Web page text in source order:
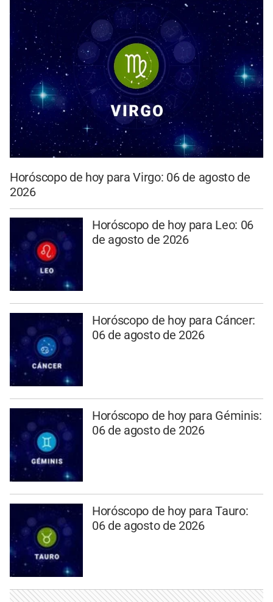
Horóscopo de hoy para Virgo: 06 de agosto de
2026
Horóscopo de hoy para Leo: 06
de agosto de 2026
Horóscopo de hoy para Cáncer:
06 de agosto de 2026
Horóscopo de hoy para Géminis:
06 de agosto de 2026
Horóscopo de hoy para Tauro:
06 de agosto de 2026